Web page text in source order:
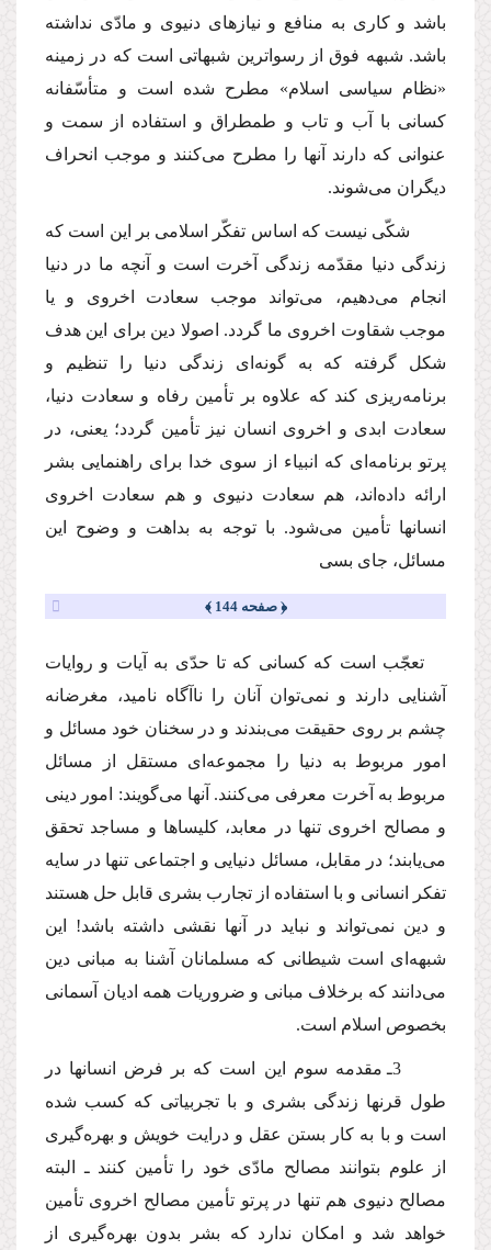
باشد و كارى به منافع و نیازهاى دنیوى و مادّى نداشته
باشد. شبهه فوق از رسواترین شبهاتى است كه در زمینه
«نظام سیاسى اسلام» مطرح شده است و متأسّفانه
كسانى با آب و تاب و طمطراق و استفاده از سمت و
عنوانى كه دارند آنها را مطرح مى‌كنند و موجب انحراف
دیگران مى‌شوند.
شكّى نیست كه اساس تفكّر اسلامى بر این است كه
زندگى دنیا مقدّمه زندگى آخرت است و آنچه ما در دنیا
انجام مى‌دهیم، مى‌تواند موجب سعادت اخروى و یا
موجب شقاوت اخروى ما گردد. اصولا دین براى این هدف
شكل گرفته كه به گونه‌اى زندگى دنیا را تنظیم و
برنامه‌ریزى كند كه علاوه بر تأمین رفاه و سعادت دنیا،
سعادت ابدى و اخروى انسان نیز تأمین گردد؛ یعنى، در
پرتو برنامه‌اى كه انبیاء از سوى خدا براى راهنمایى بشر
ارائه داده‌اند، هم سعادت دنیوى و هم سعادت اخروى
انسانها تأمین مى‌شود. با توجه به بداهت و وضوح این
مسائل، جاى بسى
﴿ صفحه 144 ﴾
تعجّب است كه كسانى كه تا حدّى به آیات و روایات
آشنایى دارند و نمى‌توان آنان را ناآگاه نامید، مغرضانه
چشم بر روى حقیقت مى‌بندند و در سخنان خود مسائل و
امور مربوط به دنیا را مجموعه‌اى مستقل از مسائل
مربوط به آخرت معرفى مى‌كنند. آنها مى‌گویند: امور دینى
و مصالح اخروى تنها در معابد، كلیساها و مساجد تحقق
مى‌یابند؛ در مقابل، مسائل دنیایى و اجتماعى تنها در سایه
تفكر انسانى و با استفاده از تجارب بشرى قابل حل هستند
و دین نمى‌تواند و نباید در آنها نقشى داشته باشد! این
شبهه‌اى است شیطانى كه مسلمانان آشنا به مبانى دین
مى‌دانند كه برخلاف مبانى و ضروریات همه ادیان آسمانى
بخصوص اسلام است.
3ـ مقدمه سوم این است كه بر فرض انسانها در
طول قرنها زندگى بشرى و با تجربیاتى كه كسب شده
است و با به كار بستن عقل و درایت خویش و بهره‌گیرى
از علوم بتوانند مصالح مادّى خود را تأمین كنند ـ البته
مصالح دنیوى هم تنها در پرتو تأمین مصالح اخروى تأمین
خواهد شد و امكان ندارد كه بشر بدون بهره‌گیرى از